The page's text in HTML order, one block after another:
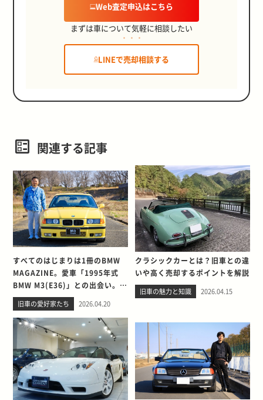
Web査定申込はこちら
まずは車について気軽に相談したい
LINEで売却相談する
関連する記事
すべてのはじまりは1冊のBMW
MAGAZINE。愛車「1995年式
BMW M3(E36)」との出会い。そ
して別れを考える
旧車の愛好家たち 2026.04.20
クラシックカーとは？旧車との違
いや高く売却するポイントを解説
旧車の魅力と知識 2026.04.15